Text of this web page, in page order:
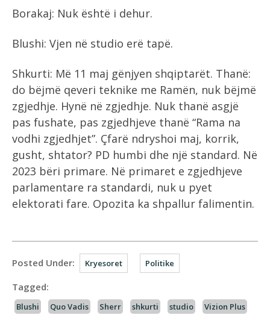
Borakaj: Nuk është i dehur.
Blushi: Vjen në studio erë tapë.
Shkurti: Më 11 maj gënjyen shqiptarët. Thanë:
do bëjmë qeveri teknike me Ramën, nuk bëjmë
zgjedhje. Hynë në zgjedhje. Nuk thanë asgjë
pas fushate, pas zgjedhjeve thanë “Rama na
vodhi zgjedhjet”. Çfarë ndryshoi maj, korrik,
gusht, shtator? PD humbi dhe një standard. Në
2023 bëri primare. Në primaret e zgjedhjeve
parlamentare ra standardi, nuk u pyet
elektorati fare. Opozita ka shpallur falimentin.
Posted Under: Kryesoret Politike
Tagged:
Blushi Quo Vadis Sherr shkurti studio Vizion Plus